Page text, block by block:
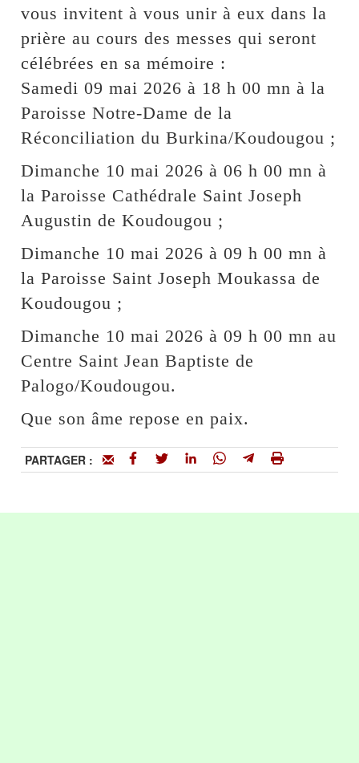
vous invitent à vous unir à eux dans la
prière au cours des messes qui seront
célébrées en sa mémoire :
Samedi 09 mai 2026 à 18 h 00 mn à la
Paroisse Notre-Dame de la
Réconciliation du Burkina/Koudougou ;
Dimanche 10 mai 2026 à 06 h 00 mn à
la Paroisse Cathédrale Saint Joseph
Augustin de Koudougou ;
Dimanche 10 mai 2026 à 09 h 00 mn à
la Paroisse Saint Joseph Moukassa de
Koudougou ;
Dimanche 10 mai 2026 à 09 h 00 mn au
Centre Saint Jean Baptiste de
Palogo/Koudougou.
Que son âme repose en paix.
PARTAGER :